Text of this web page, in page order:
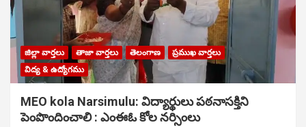
జిల్లా వార్తలు తాజా వార్తలు తెలంగాణ
ప్రముఖ వార్తలు
విద్య & ఉద్యోగము
MEO kola Narsimulu: విద్యార్థులు పఠ‌నాసక్తిని
పెంపొందించాలి : ఎంఈఓ కోల నర్సింలు